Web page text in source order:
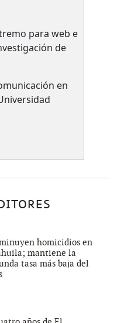
para web e
de
en
homicidios en
mantiene la
tasa más baja del